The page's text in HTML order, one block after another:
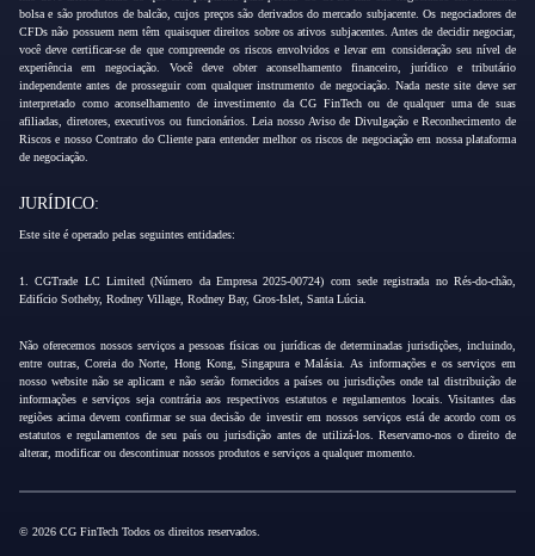
bolsa e são produtos de balcão, cujos preços são derivados do mercado subjacente. Os negociadores de
CFDs não possuem nem têm quaisquer direitos sobre os ativos subjacentes. Antes de decidir negociar,
você deve certificar-se de que compreende os riscos envolvidos e levar em consideração seu nível de
experiência em negociação. Você deve obter aconselhamento financeiro, jurídico e tributário
independente antes de prosseguir com qualquer instrumento de negociação. Nada neste site deve ser
interpretado como aconselhamento de investimento da CG FinTech ou de qualquer uma de suas
afiliadas, diretores, executivos ou funcionários. Leia nosso Aviso de Divulgação e Reconhecimento de
Riscos e nosso Contrato do Cliente para entender melhor os riscos de negociação em nossa plataforma
de negociação.
JURÍDICO:
Este site é operado pelas seguintes entidades:
1. CGTrade LC Limited (Número da Empresa 2025-00724) com sede registrada no Rés-do-chão,
Edifício Sotheby, Rodney Village, Rodney Bay, Gros-Islet, Santa Lúcia.
Não oferecemos nossos serviços a pessoas físicas ou jurídicas de determinadas jurisdições, incluindo,
entre outras, Coreia do Norte, Hong Kong, Singapura e Malásia. As informações e os serviços em
nosso website não se aplicam e não serão fornecidos a países ou jurisdições onde tal distribuição de
informações e serviços seja contrária aos respectivos estatutos e regulamentos locais. Visitantes das
regiões acima devem confirmar se sua decisão de investir em nossos serviços está de acordo com os
estatutos e regulamentos de seu país ou jurisdição antes de utilizá-los. Reservamo-nos o direito de
alterar, modificar ou descontinuar nossos produtos e serviços a qualquer momento.
© 2026 CG FinTech Todos os direitos reservados.